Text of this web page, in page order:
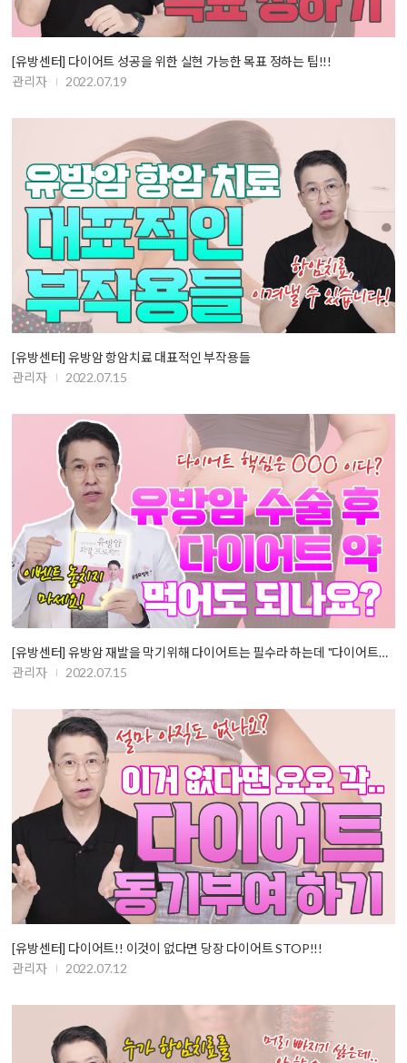
[유방센터] 다이어트 성공을 위한 실현 가능한 목표 정하는 팁!!!
관리자
2022.07.19
[유방센터] 유방암 항암치료 대표적인 부작용들
관리자
2022.07.15
[유방센터] 유방암 재발을 막기위해 다이어트는 필수라 하는데 "다이어트…
관리자
2022.07.15
[유방센터] 다이어트!! 이것이 없다면 당장 다이어트 STOP!!!
관리자
2022.07.12